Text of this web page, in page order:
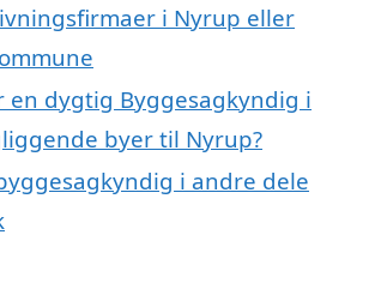
i Nyrup eller
en dygtig Byggesagkyndig i
byer til Nyrup?
i andre dele